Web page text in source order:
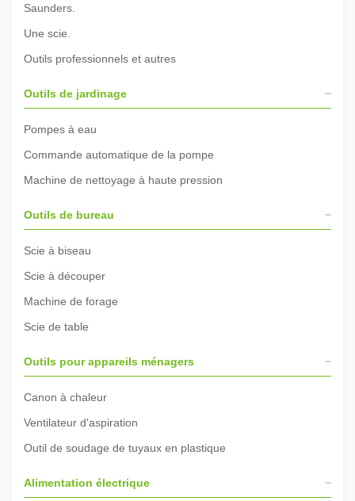
Saunders.
Une scie.
Outils professionnels et autres
Outils de jardinage
Pompes à eau
Commande automatique de la pompe
Machine de nettoyage à haute pression
Outils de bureau
Scie à biseau
Scie à découper
Machine de forage
Scie de table
Outils pour appareils ménagers
Canon à chaleur
Ventilateur d'aspiration
Outil de soudage de tuyaux en plastique
Alimentation électrique